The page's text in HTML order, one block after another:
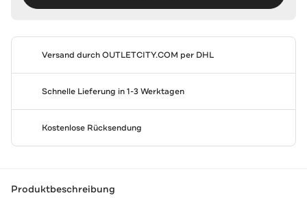
Versand durchOUTLETCITY.COM per DHL
Schnelle Lieferung in 1-3 Werktagen
Kostenlose Rücksendung
Produktbeschreibung